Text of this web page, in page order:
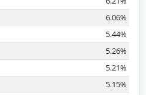
6.06%
5.44%
5.26%
5.21%
5.15%